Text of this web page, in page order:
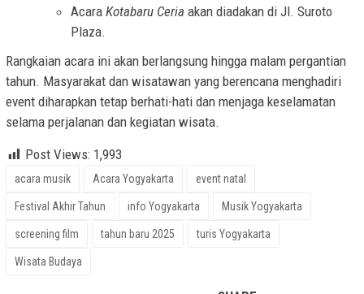
Acara Kotabaru Ceria akan diadakan di Jl. Suroto
Plaza.
Rangkaian acara ini akan berlangsung hingga malam pergantian
tahun. Masyarakat dan wisatawan yang berencana menghadiri
event diharapkan tetap berhati-hati dan menjaga keselamatan
selama perjalanan dan kegiatan wisata.
Post Views: 1,993
acara musik Acara Yogyakarta event natal
Festival Akhir Tahun info Yogyakarta Musik Yogyakarta
screening film tahun baru 2025 turis Yogyakarta
Wisata Budaya